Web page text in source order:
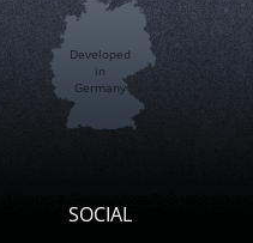
Developed
in
Germany
SOCIAL